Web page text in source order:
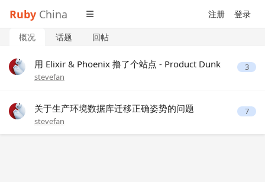
Ruby China 注册 登录
概况 话题 回帖
用 Elixir & Phoenix 撸了个站点 - Product Dunk
stevefan
3
关于生产环境数据库迁移正确姿势的问题
stevefan
7